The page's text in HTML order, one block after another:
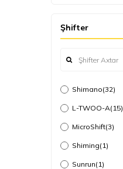
Şhifter
Shimano(32)
L-TWOO-A(15)
MicroShift(3)
Shiming(1)
Sunrun(1)